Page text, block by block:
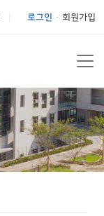
로그인 회원가입